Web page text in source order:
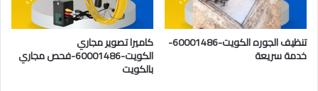
تنظيف الجوره الكويت-60001486-
خدمة سريعة
كاميرا تصوير مجاري
الكويت-60001486-فحص مجاري
بالكويت